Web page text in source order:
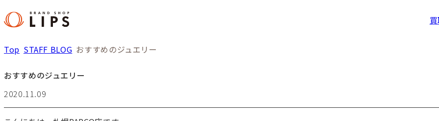
Top STAFF BLOG おすすめのジュエリー
おすすめのジュエリー
2020.11.09